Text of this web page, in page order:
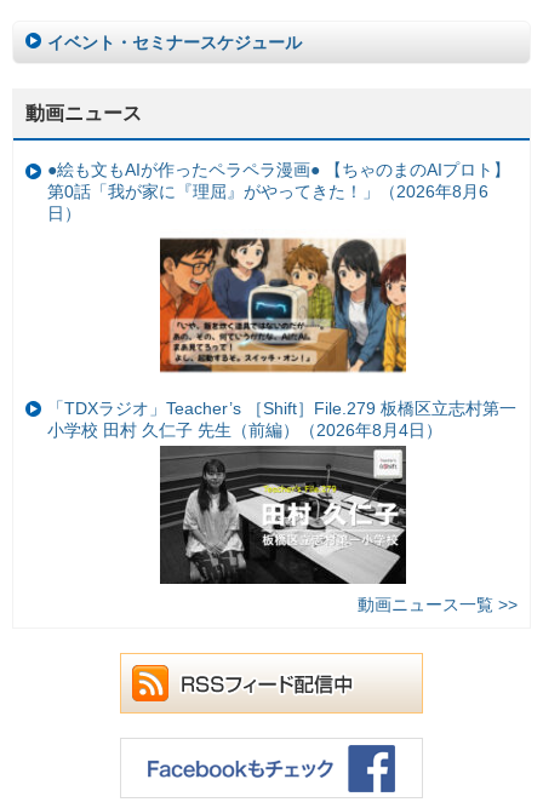
イベント・セミナースケジュール
動画ニュース
●絵も文もAIが作ったペラペラ漫画● 【ちゃのまのAIプロト】
第0話「我が家に『理屈』がやってきた！」（2026年8月6
日）
「TDXラジオ」Teacher’s ［Shift］File.279 板橋区立志村第一
小学校 田村 久仁子 先生（前編）（2026年8月4日）
動画ニュース一覧 >>